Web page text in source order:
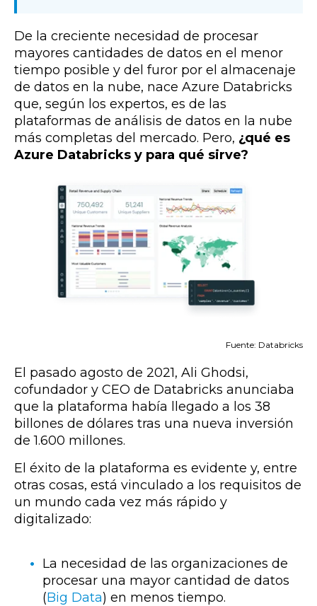
De la creciente necesidad de procesar
mayores cantidades de datos en el menor
tiempo posible y del furor por el almacenaje
de datos en la nube, nace Azure Databricks
que, según los expertos, es de las
plataformas de análisis de datos en la nube
más completas del mercado. Pero, ¿qué es
Azure Databricks y para qué sirve?
Fuente: Databricks
El pasado agosto de 2021, Ali Ghodsi,
cofundador y CEO de Databricks anunciaba
que la plataforma había llegado a los 38
billones de dólares tras una nueva inversión
de 1.600 millones.
El éxito de la plataforma es evidente y, entre
otras cosas, está vinculado a los requisitos de
un mundo cada vez más rápido y
digitalizado:
La necesidad de las organizaciones de
procesar una mayor cantidad de datos
(Big Data) en menos tiempo.